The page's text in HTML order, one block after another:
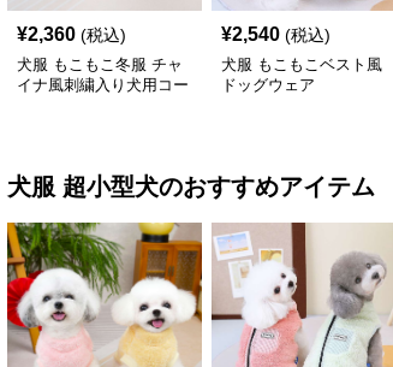
¥2,360 (税込)
犬服 もこもこ冬服 チャ
イナ風刺繍入り犬用コー
¥2,540 (税込)
犬服 もこもこベスト風
ドッグウェア
犬服 超小型犬のおすすめアイテム